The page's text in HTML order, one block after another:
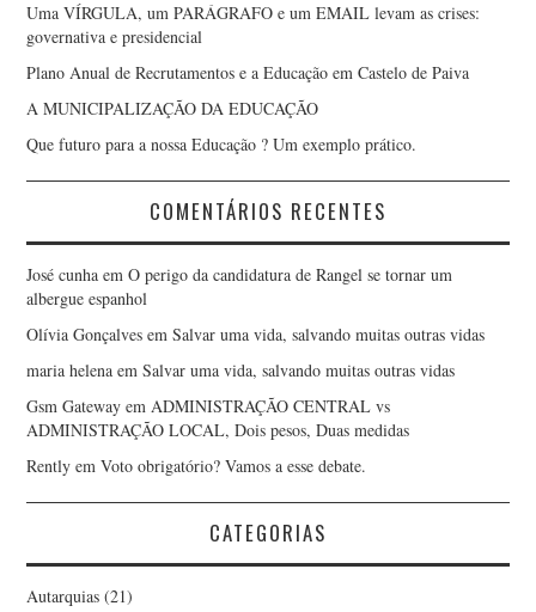
Uma VÍRGULA, um PARÁGRAFO e um EMAIL levam as crises:
governativa e presidencial
Plano Anual de Recrutamentos e a Educação em Castelo de Paiva
A MUNICIPALIZAÇÃO DA EDUCAÇÃO
Que futuro para a nossa Educação ? Um exemplo prático.
COMENTÁRIOS RECENTES
José cunha emO perigo da candidatura de Rangel se tornar um
albergue espanhol
Olívia Gonçalves emSalvar uma vida, salvando muitas outras vidas
maria helena emSalvar uma vida, salvando muitas outras vidas
Gsm Gateway emADMINISTRAÇÃO CENTRAL vs
ADMINISTRAÇÃO LOCAL, Dois pesos, Duas medidas
Rently emVoto obrigatório? Vamos a esse debate.
CATEGORIAS
Autarquias (21)